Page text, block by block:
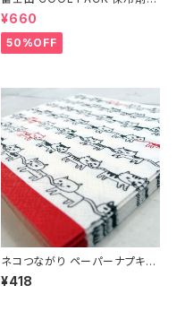
個セット ひんやり雑貨 アイスパ
ックla flaner ラフラネ
¥660
50%OFF
ネコつながり ペーパーナプキン
10枚入り デコパージュ 猫雑貨
¥418